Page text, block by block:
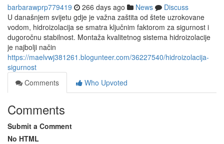
barbarawprp779419 266 days ago News
Discuss
U današnjem svijetu gdje je važna zaštita od štete uzrokovane
vodom, hidroizolacija se smatra ključnim faktorom za sigurnost i
dugoročnu stabilnost. Montaža kvalitetnog sistema hidroizolacije
je najbolji način
https://maelvwj381261.blogunteer.com/36227540/hidroizolacija-
sigurnost
Comments
Who Upvoted
Comments
Submit a Comment
No HTML